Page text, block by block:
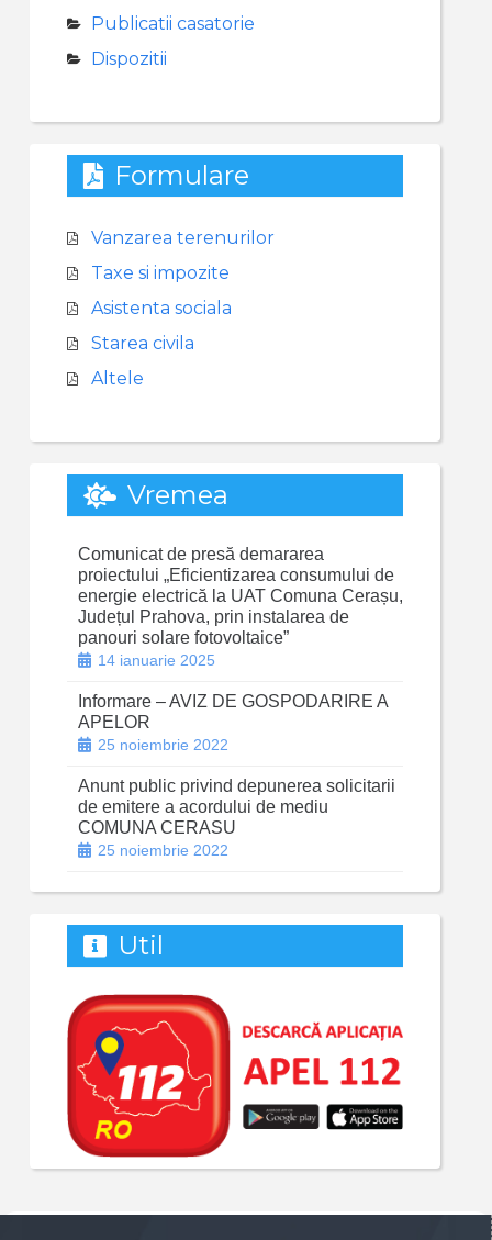
Publicatii casatorie
Dispozitii
Formulare
Vanzarea terenurilor
Taxe si impozite
Asistenta sociala
Starea civila
Altele
Vremea
Comunicat de presă demararea
proiectului „Eficientizarea consumului de
energie electrică la UAT Comuna Cerașu,
Județul Prahova, prin instalarea de
panouri solare fotovoltaice”
14 ianuarie 2025
Informare – AVIZ DE GOSPODARIRE A
APELOR
25 noiembrie 2022
Anunt public privind depunerea solicitarii
de emitere a acordului de mediu
COMUNA CERASU
25 noiembrie 2022
Util